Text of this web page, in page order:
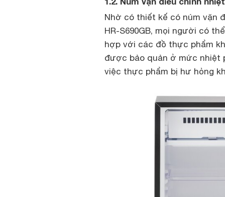
Nhờ có thiết kế có núm vặn
HR-S690GB, mọi người có
hợp với các đồ thực phẩm
được bảo quản ở mức nhiệt
việc thực phẩm bị hư hỏng